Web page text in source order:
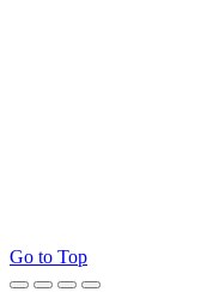
Go to Top